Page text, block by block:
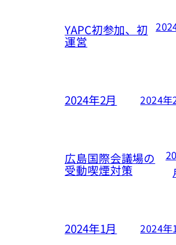
YAPC初参加、初
運営
2024年2月 2024年
広島国際会議場の
受動喫煙対策
2024年1月 2024年